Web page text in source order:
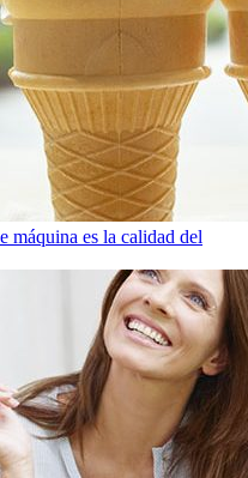
máquina es la calidad del